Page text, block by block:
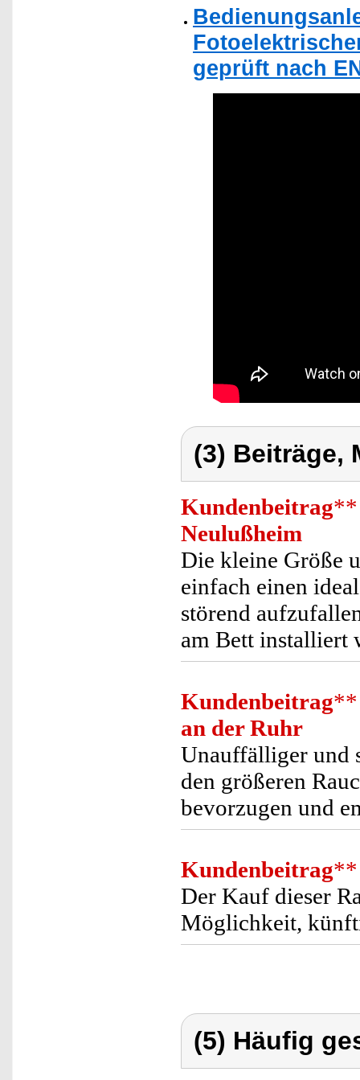
geprüft nach
(3) Beiträge,
Kundenbeitrag**
Neulußheim
Die kleine Größe
einfach einen
störend
am Bett installiert
Kundenbeitrag**
an der Ruhr
Unauffälliger und
den größeren
bevorzugen und
Kundenbeitrag**
Der Kauf dieser
Möglichkeit,
(5) Häufig